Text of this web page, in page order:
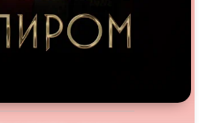
Про зомби
Про корабли и подводные
Про мафию